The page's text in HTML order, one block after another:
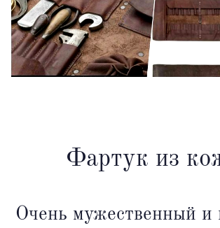
Фартук из
Очень мужественный и